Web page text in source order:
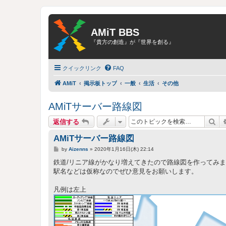
AMiT BBS
『貴方の創造』が『世界を創る』
クイックリンク FAQ
AMiT 掲示板トップ 一般 生活 その他
AMiTサーバー路線図
返信する
AMiTサーバー路線図
投
記
事
by Aizenns » 2020年1月16日(木) 22:14
鉄道/リニア線がかなり増えてきたので路線図を作ってみま
駅名などは仮称なのでぜひ意見をお願いします。
凡例は左上